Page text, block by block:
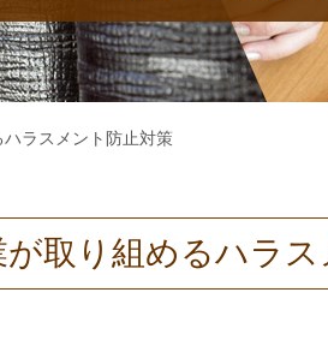
ラスメント防止対策
が取り組めるハラ